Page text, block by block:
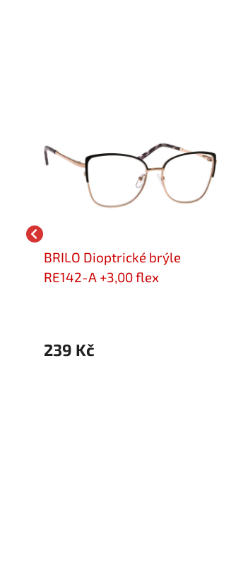
BRILO Dioptrické brýle
RE142-A +3,00 flex
239 Kč